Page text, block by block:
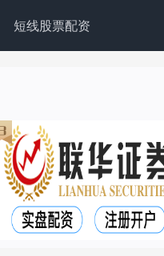
短线股票配资